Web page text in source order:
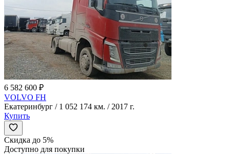
6 582 600 ₽
VOLVO FH
Екатеринбург / 1 052 174 км. / 2017 г.
Купить
Скидка до 5%
Доступно для покупки